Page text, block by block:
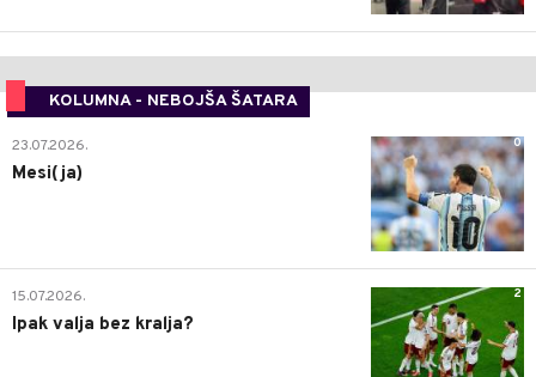
KOLUMNA - NEBOJŠA ŠATARA
0
23.07.2026.
Mesi(ja)
2
15.07.2026.
Ipak valja bez kralja?